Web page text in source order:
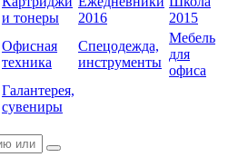
и тонеры
2016
2015
Офисная
техника
Спецодежда,
инструменты
Мебель
для
офиса
Галантерея,
сувениры